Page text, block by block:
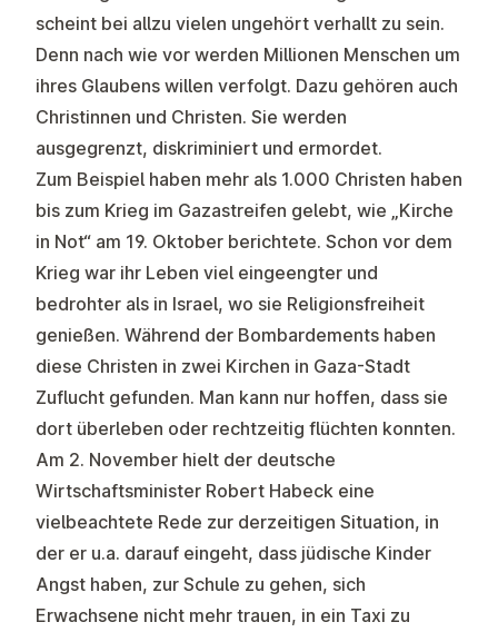
scheint bei allzu vielen ungehört verhallt zu sein.
Denn nach wie vor werden Millionen Menschen um
ihres Glaubens willen verfolgt. Dazu gehören auch
Christinnen und Christen. Sie werden
ausgegrenzt, diskriminiert und ermordet.
Zum Beispiel haben mehr als 1.000 Christen haben
bis zum Krieg im Gazastreifen gelebt, wie „Kirche
in Not“ am 19. Oktober berichtete. Schon vor dem
Krieg war ihr Leben viel eingeengter und
bedrohter als in Israel, wo sie Religionsfreiheit
genießen. Während der Bombardements haben
diese Christen in zwei Kirchen in Gaza-Stadt
Zuflucht gefunden. Man kann nur hoffen, dass sie
dort überleben oder rechtzeitig flüchten konnten.
Am 2. November hielt der deutsche
Wirtschaftsminister Robert Habeck eine
vielbeachtete Rede zur derzeitigen Situation, in
der er u.a. darauf eingeht, dass jüdische Kinder
Angst haben, zur Schule zu gehen, sich
Erwachsene nicht mehr trauen, in ein Taxi zu